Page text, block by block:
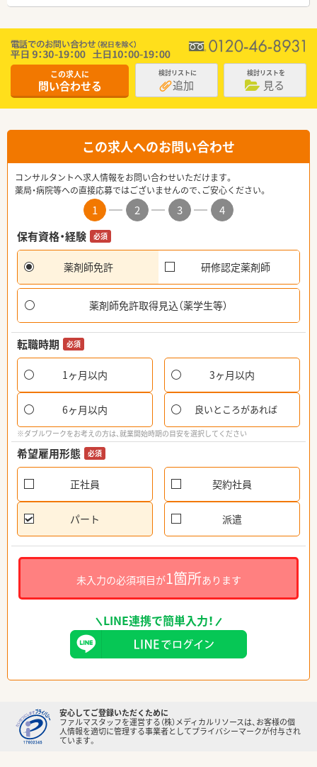
この求人に
問い合わせる
検討リストに
追加
検討リストを
見る
この求人へのお問い合わせ
コンサルタントへ求人情報をお問い合わせいただけます。
薬局・病院等への直接応募ではございませんので、ご安心ください。
1 2 3
4
保有資格・経験
必須
薬剤師免許 研修認定薬剤師
薬剤師免許取得見込（薬学生等）
転職時期 必須
1ヶ月以内 3ヶ月以内
6ヶ月以内 良いところがあれば
※ダブルワークをお考えの方は、就業開始時期の目安を選択してください
希望雇用形態 必須
正社員 契約社員
パート 派遣
未入力の必須項目が1箇所あります
LINE連携で簡単入力！
安心してご登録いただくために
ファルマスタッフを運営する（株）メディカルリソースは、お客様の個
人情報を適切に管理する事業者としてプライバシーマークが付与され
ています。